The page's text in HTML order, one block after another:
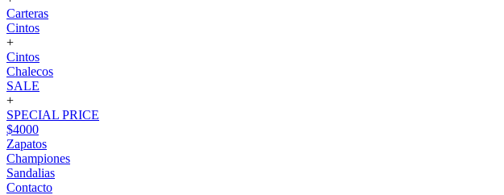
Carteras
Cintos
+
Cintos
Chalecos
SALE
+
SPECIAL PRICE
$4000
Zapatos
Championes
Sandalias
Contacto